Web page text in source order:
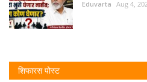
Eduvarta Aug 4,
शिफारस पोस्ट